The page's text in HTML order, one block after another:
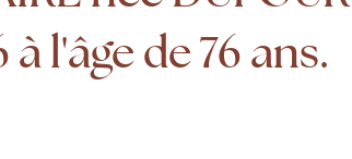
l'âge de 76 ans.